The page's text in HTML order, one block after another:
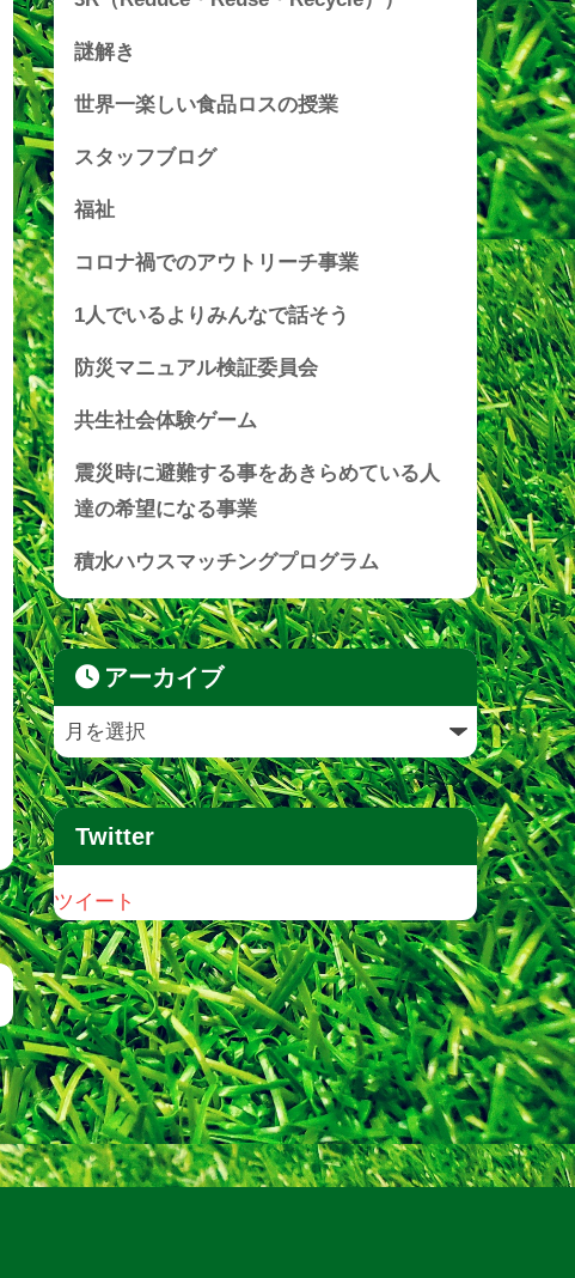
謎解き
世界一楽しい食品ロスの授業
スタッフブログ
福祉
コロナ禍でのアウトリーチ事業
1人でいるよりみんなで話そう
防災マニュアル検証委員会
共生社会体験ゲーム
震災時に避難する事をあきらめている人
達の希望になる事業
積水ハウスマッチングプログラム
アーカイブ
Twitter
ツイート